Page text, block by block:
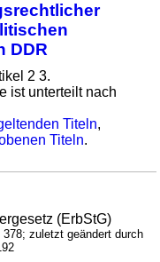
DDR
2 3.
ist unterteilt nach
Titeln,
Titeln.
(ErbStG)
zuletzt geändert durch